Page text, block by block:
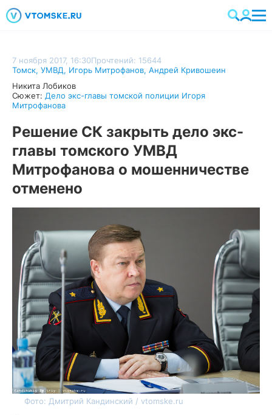
7 ноября 2017, 16:30Прочтений: 15644
Томск, УМВД, Игорь Митрофанов, Андрей Кривошеин
Никита Лобиков
Сюжет: Дело экс-главы томской полиции Игоря
Митрофанова
Решение СК закрыть дело экс-
главы томского УМВД
Митрофанова о мошенничестве
отменено
Фото: Дмитрий Кандинский / vtomske.ru